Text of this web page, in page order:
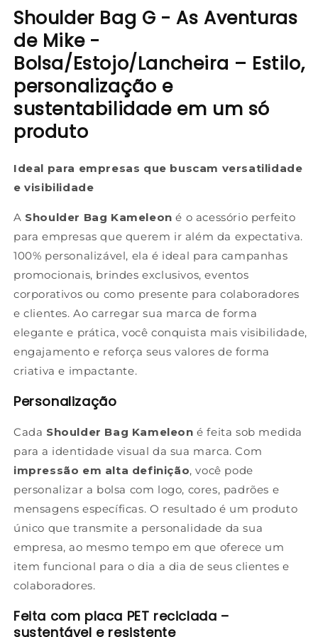
Shoulder Bag G - As Aventuras
de Mike -
Bolsa/Estojo/Lancheira – Estilo,
personalização e
sustentabilidade em um só
produto
Ideal para empresas que buscam versatilidade
e visibilidade
A Shoulder Bag Kameleon é o acessório perfeito
para empresas que querem ir além da expectativa.
100% personalizável, ela é ideal para campanhas
promocionais, brindes exclusivos, eventos
corporativos ou como presente para colaboradores
e clientes. Ao carregar sua marca de forma
elegante e prática, você conquista mais visibilidade,
engajamento e reforça seus valores de forma
criativa e impactante.
Personalização
Cada Shoulder Bag Kameleon é feita sob medida
para a identidade visual da sua marca. Com
impressão em alta definição, você pode
personalizar a bolsa com logo, cores, padrões e
mensagens específicas. O resultado é um produto
único que transmite a personalidade da sua
empresa, ao mesmo tempo em que oferece um
item funcional para o dia a dia de seus clientes e
colaboradores.
Feita com placa PET reciclada –
sustentável e resistente